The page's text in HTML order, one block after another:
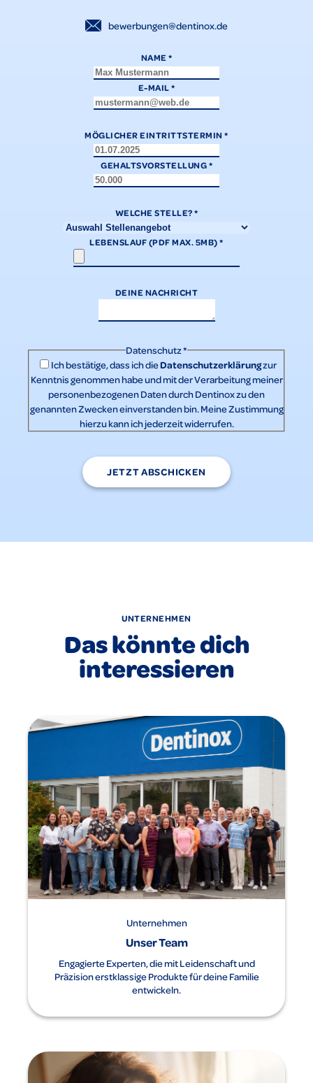
bewerbungen@dentinox.de
NAME*
E-MAIL*
MÖGLICHER EINTRITTSTERMIN*
GEHALTSVORSTELLUNG*
WELCHE STELLE?*
LEBENSLAUF (PDF MAX. 5MB)*
DEINE NACHRICHT
Datenschutz*
Ich bestätige, dass ich dieDatenschutzerklärungzur
Kenntnis genommen habe und mit der Verarbeitung meiner
personenbezogenen Daten durch Dentinox zu den
genannten Zwecken einverstanden bin. Meine Zustimmung
hierzu kann ich jederzeit widerrufen.
JETZT ABSCHICKEN
UNTERNEHMEN
Das könnte dich
interessieren
Unternehmen
Unser Team
Engagierte Experten, die mit Leidenschaft und
Präzision erstklassige Produkte für deine Familie
entwickeln.